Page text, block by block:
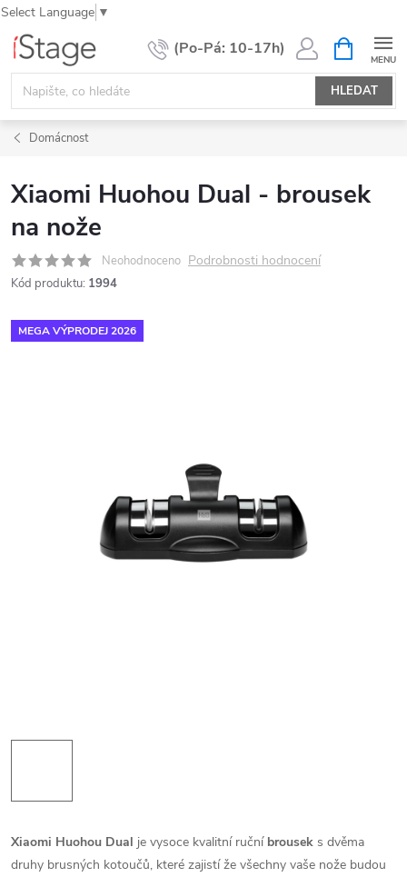
Select Language ▼
Přejít
obsah
HLEDAT
NÁKUPNÍ
KOŠÍK
Domácnost
Xiaomi Huohou Dual - brousek
na nože
Neohodnoceno Podrobnosti hodnocení
Kód produktu: 1994
MEGA VÝPRODEJ 2026
Xiaomi Huohou Dual je vysoce kvalitní ruční brousek s dvěma
druhy brusných kotoučů, které zajistí že všechny vaše nože budou